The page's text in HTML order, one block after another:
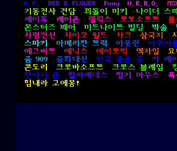
A.E.
BEE & FLOWER Fony H.E.R.O.
기동전사 건담
꾀돌이 미키 나이더 스
레이독
레이존 렐릭스 로보소프트
몬스터즈 페어
미드나이트 빌딩 박솔
사령전선
사이코 월드 사크 삼국지
스파키
아메리칸 트럭 아웃런 아쿠아
에그버트
에닉스 에어로빅 엑자일 요
줌 909
중화대선 천국 좋은 곳 카 레
콘도리
크로바소프트 크로스 블레임
판타지 존
팔라메데스 펑키 마우스 폭
힘내라 고에몽!